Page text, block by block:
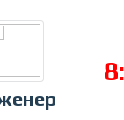
Гарпастум